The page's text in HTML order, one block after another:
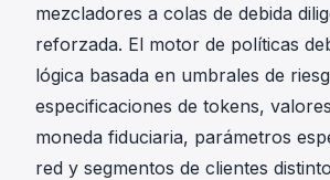
mezcladores a colas de debida
reforzada. El motor de políticas
lógica basada en umbrales de
especificaciones de tokens,
moneda fiduciaria, parámetros
red y segmentos de clientes